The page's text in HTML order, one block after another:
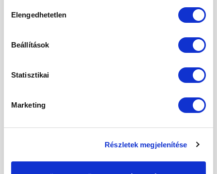
kiválasztása
Elengedhetetlen
Beállítások
Statisztikai
Marketing
Részletek megjelenítése